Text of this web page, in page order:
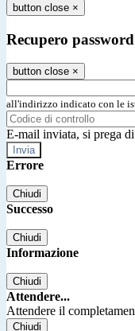
button close ×
Recupero password
button close ×
all'indirizzo indicato con le
E-mail inviata, si prega
Errore
Chiudi
Successo
Chiudi
Informazione
Chiudi
Attendere...
Attendere il
Chiudi